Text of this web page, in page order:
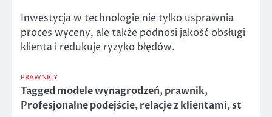
Inwestycja w technologie nie tylko usprawnia
proces wyceny, ale także podnosi jakość obsługi
klienta i redukuje ryzyko błędów.
PRAWNICY
Taggedmodele wynagrodzeń,prawnik,
Profesjonalne podejście,relacje z klientami,st